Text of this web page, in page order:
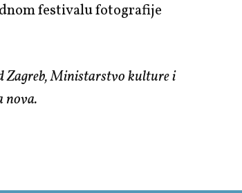
festivalu fotografije
Zagreb, Ministarstvo kulture i
nova.